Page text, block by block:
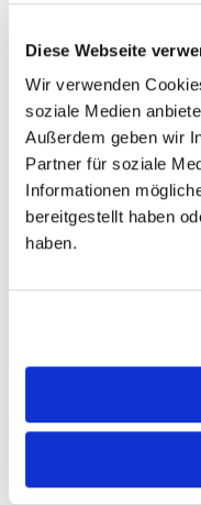
Diese Webseite
Wir verwenden
soziale Medien
Außerdem geben wir
Partner für soziale
Informationen
bereitgestellt haben
haben.
Technische Details
(CPU)
Serie : AMD Ryzen 7 9000
Architektur / Codename :
Granite Ridge
Fertigung : TSMC 4 nm
6 nm (IOD)
Kerne / Threads : 8 / 16
Basistakt : 4,70 GHz
Max. Boost-Takt : 5,20
L3-Cache : 96 MB (32
Speicherunterstützung :
Graphics (2 Kerne,
PCIe : 28 Lanes, PCIe
Übertaktbar : ja (freier